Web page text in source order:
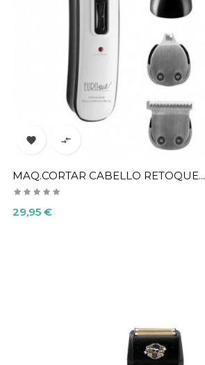
 
MAQ.CORTAR CABELLO RETOQUE...
Precio
29,95 €